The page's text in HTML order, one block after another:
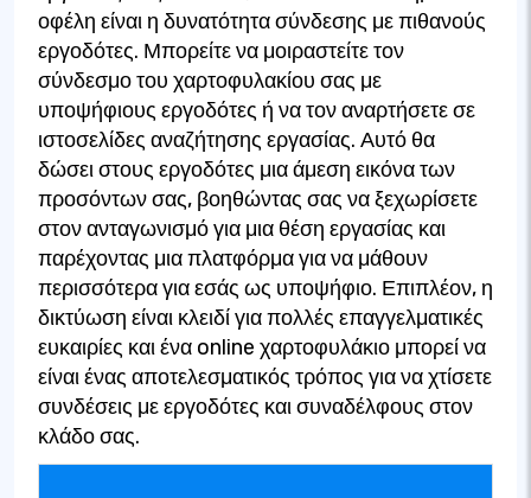
οφέλη είναι η δυνατότητα σύνδεσης με πιθανούς
εργοδότες. Μπορείτε να μοιραστείτε τον
σύνδεσμο του χαρτοφυλακίου σας με
υποψήφιους εργοδότες ή να τον αναρτήσετε σε
ιστοσελίδες αναζήτησης εργασίας. Αυτό θα
δώσει στους εργοδότες μια άμεση εικόνα των
προσόντων σας, βοηθώντας σας να ξεχωρίσετε
στον ανταγωνισμό για μια θέση εργασίας και
παρέχοντας μια πλατφόρμα για να μάθουν
περισσότερα για εσάς ως υποψήφιο. Επιπλέον, η
δικτύωση είναι κλειδί για πολλές επαγγελματικές
ευκαιρίες και ένα online χαρτοφυλάκιο μπορεί να
είναι ένας αποτελεσματικός τρόπος για να χτίσετε
συνδέσεις με εργοδότες και συναδέλφους στον
κλάδο σας.